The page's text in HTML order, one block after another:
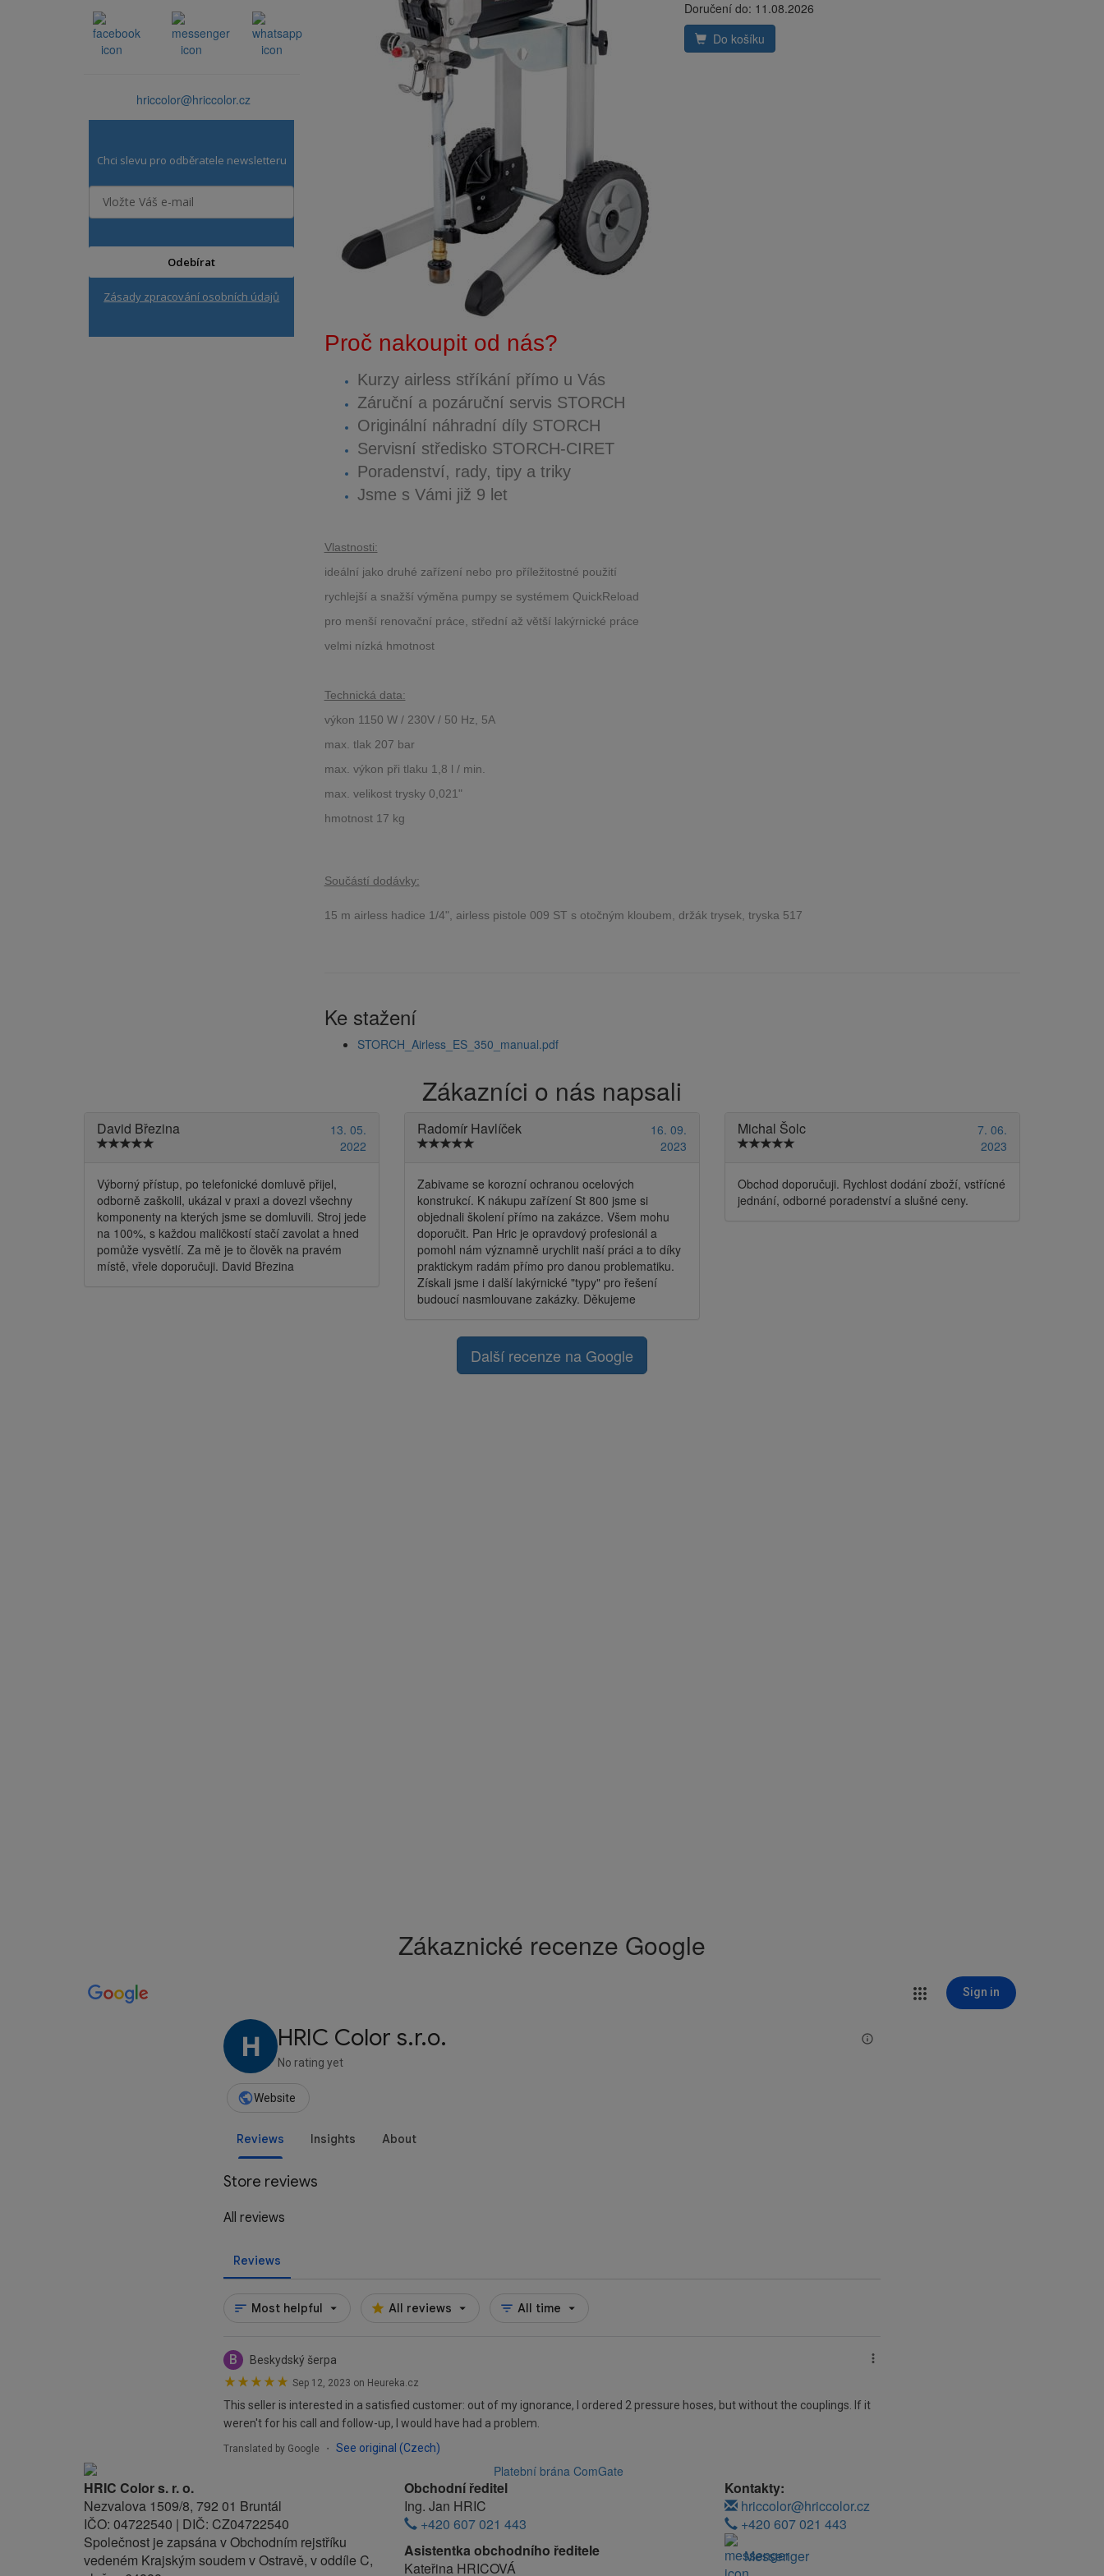
Doručení do: 11.08.2026
Do košíku
Proč nakoupit od nás?
Kurzy airless stříkání přímo u Vás
Záruční a pozáruční servis STORCH
Originální náhradní díly STORCH
Servisní středisko STORCH-CIRET
Poradenství, rady, tipy a triky
Jsme s Vámi již 9 let
Vlastnosti:
​ideální jako druhé zařízení nebo pro příležitostné použití
rychlejší a snažší výměna pumpy se systémem QuickReload
pro menší renovační práce, střední až větší lakýrnické práce
velmi nízká hmotnost
Technická data:
výkon 1150 W / 230V / 50 Hz, 5A
max. tlak 207 bar
max. výkon při tlaku 1,8 l / min.
max. velikost trysky 0,021"
hmotnost 17 kg
Součástí dodávky:
15 m airless hadice 1/4", airless pistole 009 ST s otočným kloubem, držák trysek, tryska 517
Ke stažení
STORCH_Airless_ES_350_manual.pdf
hriccolor@hriccolor.cz
Chci slevu pro odběratele newsletteru
Odebírat
Zásady zpracování osobních údajů
Zákazníci o nás napsali
David Březina
13. 05.
2022
Výborný přístup, po telefonické domluvě přijel,
odborně zaškolil, ukázal v praxi a dovezl všechny
komponenty na kterých jsme se domluvili. Stroj jede
na 100%, s každou maličkostí stačí zavolat a hned
pomůže vysvětlí. Za mě je to člověk na pravém
místě, vřele doporučuji. David Březina
Radomír Havlíček
16. 09.
2023
Zabivame se korozní ochranou ocelových
konstrukcí. K nákupu zařízení St 800 jsme si
objednali školení přímo na zakázce. Všem mohu
doporučit. Pan Hric je opravdový profesionál a
pomohl nám významně urychlit naší práci a to díky
praktickym radám přímo pro danou problematiku.
Získali jsme i další lakýrnické "typy" pro řešení
budoucí nasmlouvane zakázky. Děkujeme
Michal Šolc
7. 06.
2023
Obchod doporučuji. Rychlost dodání zboží, vstřícné
jednání, odborné poradenství a slušné ceny.
Další recenze na Google
Zákaznické recenze Google
HRIC Color s. r. o.
Nezvalova 1509/8, 792 01 Bruntál
IČO: 04722540 | DIČ: CZ04722540
Společnost je zapsána v Obchodním rejstříku
vedeném Krajským soudem v Ostravě, v oddíle C,
Obchodní ředitel
Ing. Jan HRIC
+420 607 021 443
Asistentka obchodního ředitele
Kateřina HRICOVÁ
Kontakty:
hriccolor@hriccolor.cz
+420 607 021 443
Messenger